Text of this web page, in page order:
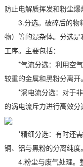
防止电解质挥发和粉尘爆
3.分选。破碎后的物
物）等的混杂体。分选
工序。主要包括：
*气流分选：利用空气
较重的金属和黑粉分离开。
*涡电流分选：对于非
的涡电流斥力进行高效分
*精细分选：有时还需
铜、铝与黑粉的分离纯度。
4.粉尘与废气处理。